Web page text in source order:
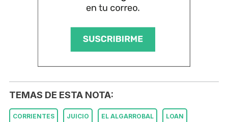
TEMAS DE ESTA NOTA:
CORRIENTES JUICIO EL ALGARROBAL LOAN